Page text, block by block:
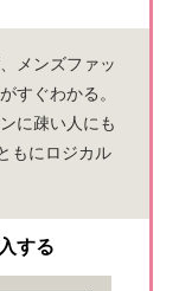
メンズファッ
すぐわかる。
に疎い人にも
もにロジカル
する